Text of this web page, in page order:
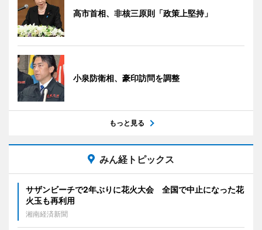
高市首相、非核三原則「政策上堅持」
小泉防衛相、豪印訪問を調整
もっと見る
みん経トピックス
サザンビーチで2年ぶりに花火大会 全国で中止になった花
火玉も再利用
湘南経済新聞